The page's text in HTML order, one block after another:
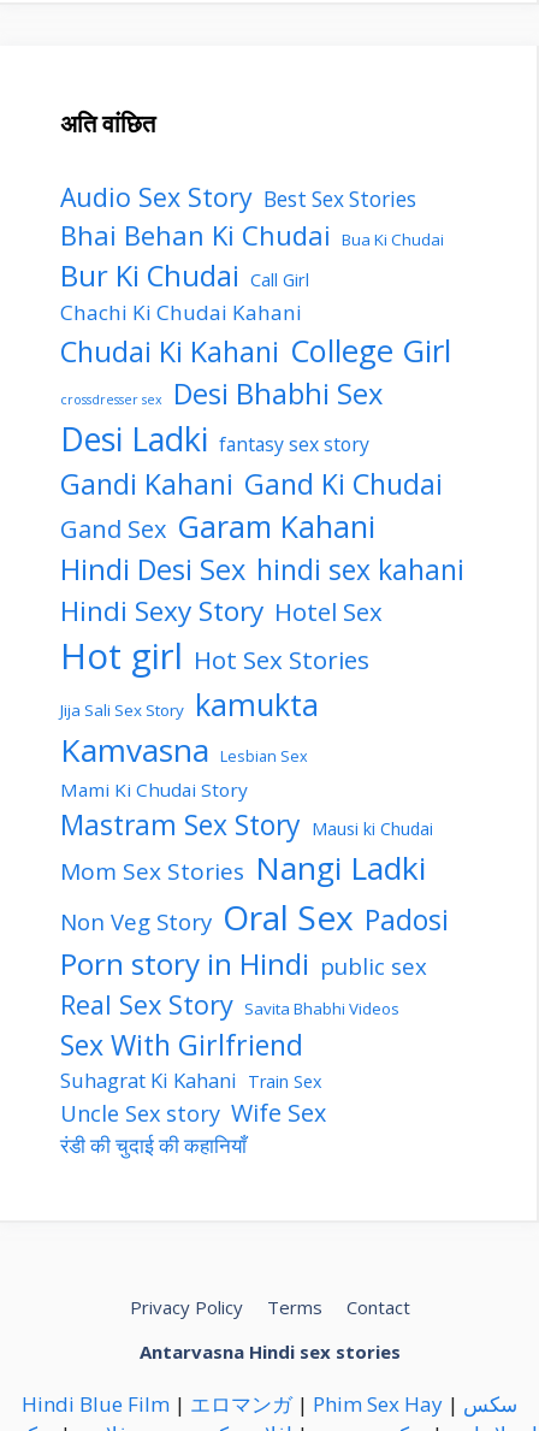
अति वांछित
Audio Sex Story Best Sex Stories
Bhai Behan Ki Chudai Bua Ki Chudai
Bur Ki Chudai Call Girl
Chachi Ki Chudai Kahani
Chudai Ki Kahani College Girl
crossdresser sex Desi Bhabhi Sex
Desi Ladki fantasy sex story
Gandi Kahani Gand Ki Chudai
Gand Sex Garam Kahani
Hindi Desi Sex hindi sex kahani
Hindi Sexy Story Hotel Sex
Hot girl Hot Sex Stories
Jija Sali Sex Story kamukta
Kamvasna Lesbian Sex
Mami Ki Chudai Story
Mastram Sex Story Mausi ki Chudai
Mom Sex Stories Nangi Ladki
Non Veg Story Oral Sex Padosi
Porn story in Hindi public sex
Real Sex Story Savita Bhabhi Videos
Sex With Girlfriend
Suhagrat Ki Kahani Train Sex
Uncle Sex story Wife Sex
रंडी की चुदाई की कहानियाँ
Privacy Policy Terms
Contact
Antarvasna Hindi sex stories
Hindi Blue Film | エロマンガ| Phim Sex Hay | سكس